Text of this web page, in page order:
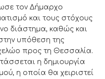
τον Δήμαρχο
και τους στόχους
διάστημα, καθώς και
στην υπόθεση της
προς τη Θεσσαλία.
η δημιουργία
η οποία θα χειριστεί